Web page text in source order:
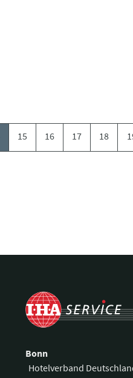
15 16 17 18
Bonn
Hotelverband